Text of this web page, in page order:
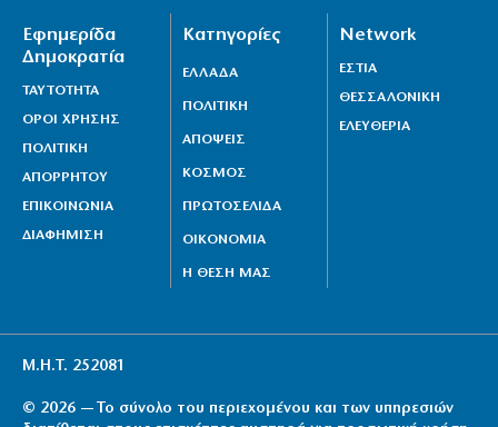
Εφημερίδα
Δημοκρατία
ΤΑΥΤΟΤΗΤΑ
ΟΡΟΙ ΧΡΗΣΗΣ
ΠΟΛΙΤΙΚΗ
ΑΠΟΡΡΗΤΟΥ
ΕΠΙΚΟΙΝΩΝΙΑ
ΔΙΑΦΗΜΙΣΗ
Κατηγορίες
ΕΛΛΑΔΑ
ΠΟΛΙΤΙΚΗ
ΑΠΟΨΕΙΣ
ΚΟΣΜΟΣ
ΠΡΩΤΟΣΕΛΙΔΑ
ΟΙΚΟΝΟΜΙΑ
Η ΘΕΣΗ ΜΑΣ
Network
ΕΣΤΙΑ
ΘΕΣΣΑΛΟΝΙΚΗ
ΕΛΕΥΘΕΡΙΑ
Μ.Η.Τ. 252081
© 2026 — Το σύνολο του περιεχομένου και των υπηρεσιών